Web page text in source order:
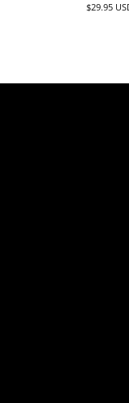
$29.95